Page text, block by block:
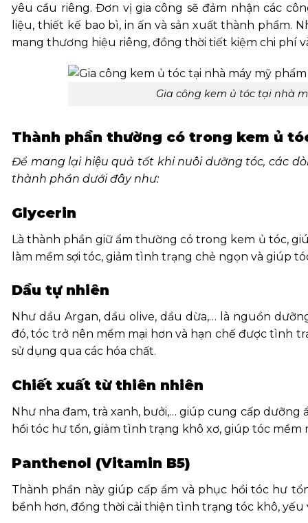
yêu cầu riêng. Đơn vị gia công sẽ đảm nhận các
liệu, thiết kế bao bì, in ấn và sản xuất thành phẩm.
mang thương hiệu riêng, đồng thời tiết kiệm chi phí
Gia công kem ủ tóc tại nhà
Thành phần thường có trong kem ủ
Để mang lại hiệu quả tốt khi nuôi dưỡng tóc, các
thành phần dưới đây như:
Glycerin
Là thành phần giữ ẩm thường có trong kem ủ tóc,
làm mềm sợi tóc, giảm tình trạng chẻ ngọn và giúp
Dầu tự nhiên
Như dầu Argan, dầu olive, dầu dừa,… là nguồn
đó, tóc trở nên mềm mại hơn và hạn chế được tình
sử dụng qua các hóa chất.
Chiết xuất từ thiên nhiên
Như nha đam, trà xanh, bưởi,… giúp cung cấp
hồi tóc hư tổn, giảm tình trạng khô xơ, giúp tóc mềm
Panthenol (Vitamin B5)
Thành phần này giúp cấp ẩm và phục hồi tóc hư
bềnh hơn, đồng thời cải thiện tình trạng tóc khô, yếu